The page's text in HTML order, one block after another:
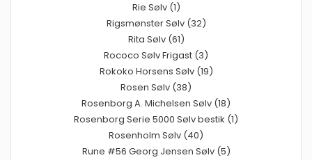
Rie Sølv (1)
Rigsmønster Sølv (32)
Rita Sølv (61)
Rococo Sølv Frigast (3)
Rokoko Horsens Sølv (19)
Rosen Sølv (38)
Rosenborg A. Michelsen Sølv (18)
Rosenborg Serie 5000 Sølv bestik (1)
Rosenholm Sølv (40)
Rune #56 Georg Jensen Sølv (5)